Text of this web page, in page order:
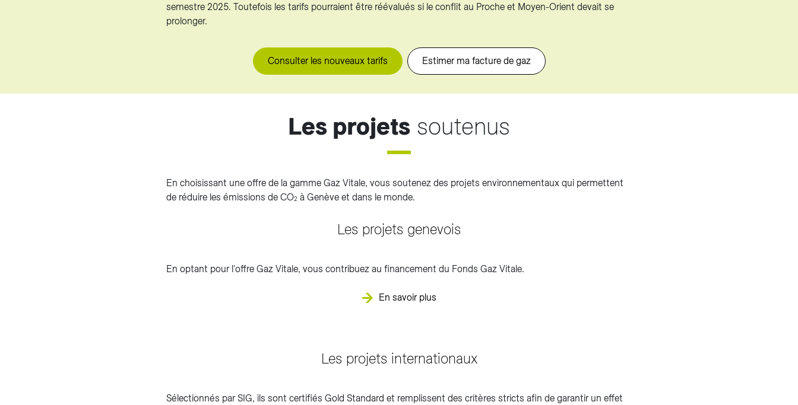
semestre 2025. Toutefois les tarifs pourraient être réévalués si le conflit au Proche et Moyen-Orient devait se
prolonger.
Consulter les nouveaux tarifs Estimer ma facture de gaz
Les projets soutenus
En choisissant une offre de la gamme Gaz Vitale, vous soutenez des projets environnementaux qui permettent
de réduire les émissions de CO2 à Genève et dans le monde.
Les projets genevois
En optant pour l'offre Gaz Vitale, vous contribuez au financement du Fonds Gaz Vitale.
En savoir plus
Les projets internationaux
Sélectionnés par SIG, ils sont certifiés Gold Standard et remplissent des critères stricts afin de garantir un effet